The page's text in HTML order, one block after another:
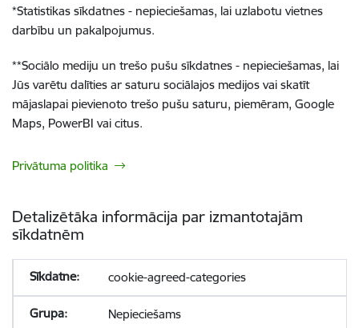
*Statistikas sīkdatnes - nepieciešamas, lai uzlabotu vietnes
darbību un pakalpojumus.
**Sociālo mediju un trešo pušu sīkdatnes - nepieciešamas, lai
Jūs varētu dalīties ar saturu sociālajos medijos vai skatīt
mājaslapai pievienoto trešo pušu saturu, piemēram, Google
Maps, PowerBI vai citus.
Privātuma politika
Detalizētāka informācija par izmantotajām
sīkdatnēm
cookie-agreed-categories
Nepieciešams